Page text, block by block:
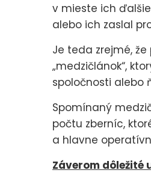
v mieste ich
alebo ich zaslal
Je teda zrejmé,
„medzičlánok“,
spoločnosti alebo
Spomínaný
počtu zberníc,
a hlavne
Záverom dôležité